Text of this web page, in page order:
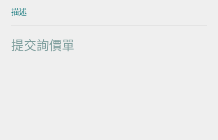
描述
提交詢價單